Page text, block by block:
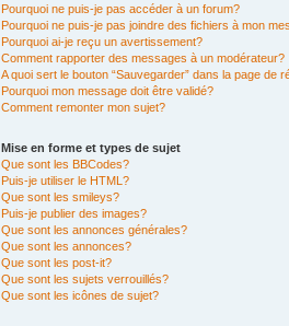
Pourquoi ne puis-je pas accéder à un forum?
Pourquoi ne puis-je pas joindre des fichiers à mon
Pourquoi ai-je reçu un avertissement?
Comment rapporter des messages à un modérateur?
A quoi sert le bouton “Sauvegarder” dans la page de
Pourquoi mon message doit être validé?
Comment remonter mon sujet?
Mise en forme et types de sujet
Que sont les BBCodes?
Puis-je utiliser le HTML?
Que sont les smileys?
Puis-je publier des images?
Que sont les annonces générales?
Que sont les annonces?
Que sont les post-it?
Que sont les sujets verrouillés?
Que sont les icônes de sujet?